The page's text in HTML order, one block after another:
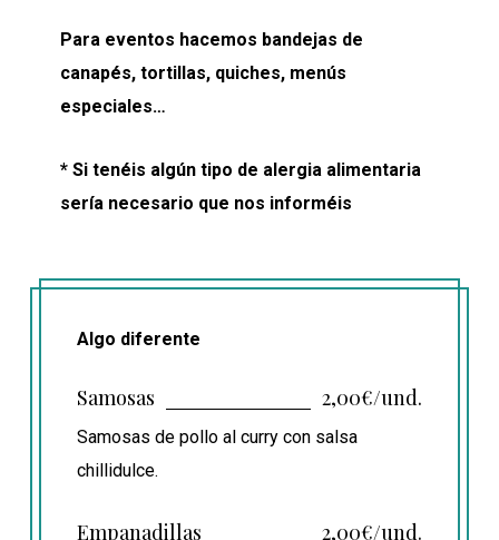
Para eventos hacemos bandejas de
canapés, tortillas, quiches, menús
especiales…
* Si tenéis algún tipo de alergia alimentaria
sería necesario que nos informéis
Algo diferente
Samosas 2,00€/und.
Samosas de pollo al curry con salsa
chillidulce.
Empanadillas 2,00€/und.